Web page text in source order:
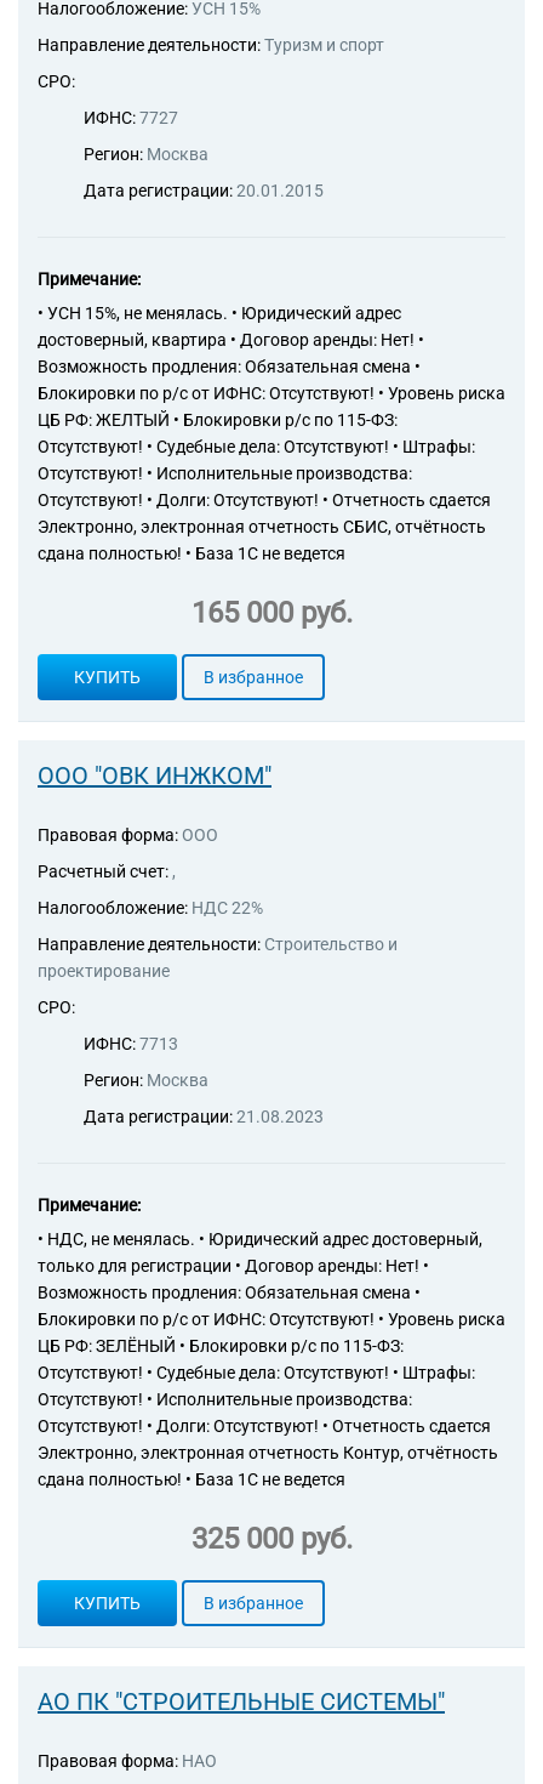
Налогообложение:УСН 15%
Направление деятельности:Туризм и спорт
СРО:
ИФНС:7727
Регион: Москва
Дата регистрации:20.01.2015
Примечание:
• УСН 15%, не менялась. • Юридический адрес
достоверный, квартира • Договор аренды: Нет! •
Возможность продления: Обязательная смена •
Блокировки по р/с от ИФНС: Отсутствуют! • Уровень риска
ЦБ РФ: ЖЕЛТЫЙ • Блокировки р/с по 115-ФЗ:
Отсутствуют! • Судебные дела: Отсутствуют! • Штрафы:
Отсутствуют! • Исполнительные производства:
Отсутствуют! • Долги: Отсутствуют! • Отчетность сдается
Электронно, электронная отчетность СБИС, отчётность
сдана полностью! • База 1С не ведется
165 000 руб.
КУПИТЬ В избранное
ООО "ОВК ИНЖКОМ"
Правовая форма: ООО
Расчетный счет: ,
Налогообложение: НДС 22%
Направление деятельности: Строительство и
проектирование
СРО:
ИФНС:7713
Регион: Москва
Дата регистрации:21.08.2023
Примечание:
• НДС, не менялась. • Юридический адрес достоверный,
только для регистрации • Договор аренды: Нет! •
Возможность продления: Обязательная смена •
Блокировки по р/с от ИФНС: Отсутствуют! • Уровень риска
ЦБ РФ: ЗЕЛЁНЫЙ • Блокировки р/с по 115-ФЗ:
Отсутствуют! • Судебные дела: Отсутствуют! • Штрафы:
Отсутствуют! • Исполнительные производства:
Отсутствуют! • Долги: Отсутствуют! • Отчетность сдается
Электронно, электронная отчетность Контур, отчётность
сдана полностью! • База 1С не ведется
325 000 руб.
КУПИТЬ В избранное
АО ПК "СТРОИТЕЛЬНЫЕ СИСТЕМЫ"
Правовая форма: НАО